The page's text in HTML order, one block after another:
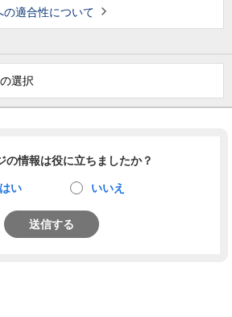
適合性について
選択
の情報は役に立ちましたか？
はい いいえ
送信する